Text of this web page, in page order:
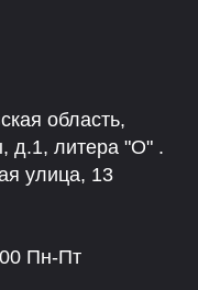
область,
д.1, литера "О" .
улица, 13
Пн-Пт